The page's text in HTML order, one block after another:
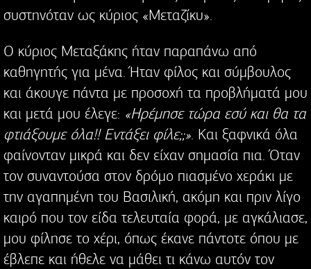
συστηνόταν ως κύριος «Μεταζίκυ».
Ο κύριος Μεταξάκης ήταν παραπάνω από
καθηγητής για μένα. Ήταν φίλος και σύμβουλος
και άκουγε πάντα με προσοχή τα προβλήματά μου
και μετά μου έλεγε: «Ηρέμησε τώρα εσύ και θα τα
φτιάξουμε όλα!! Εντάξει φίλε;;». Και ξαφνικά όλα
φαίνονταν μικρά και δεν είχαν σημασία πια. Όταν
τον συναντούσα στον δρόμο πιασμένο χεράκι με
την αγαπημένη του Βασιλική, ακόμη και πριν λίγο
καιρό που τον είδα τελευταία φορά, με αγκάλιασε,
μου φίλησε το χέρι, όπως έκανε πάντοτε όπου με
έβλεπε και ήθελε να μάθει τι κάνω αυτόν τον